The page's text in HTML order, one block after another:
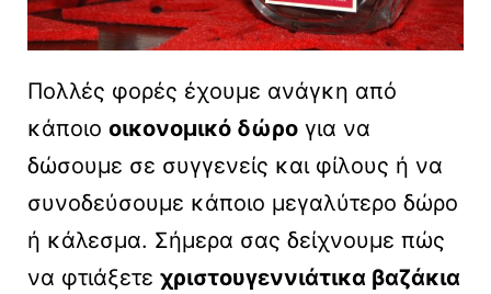
Πολλές φορές έχουμε ανάγκη από
κάποιο οικονομικό δώρο για να
δώσουμε σε συγγενείς και φίλους ή να
συνοδεύσουμε κάποιο μεγαλύτερο δώρο
ή κάλεσμα. Σήμερα σας δείχνουμε πώς
να φτιάξετε χριστουγεννιάτικα βαζάκια